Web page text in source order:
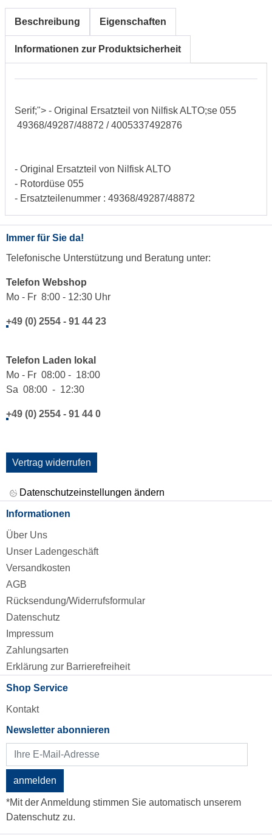
Beschreibung Eigenschaften
Informationen zur Produktsicherheit
Serif;"> - Original Ersatzteil von Nilfisk ALTO;se 055
49368/49287/48872 / 4005337492876
- Original Ersatzteil von Nilfisk ALTO
- Rotordüse 055
- Ersatzteilenummer : 49368/49287/48872
Immer für Sie da!
Telefonische Unterstützung und Beratung unter:
Telefon Webshop
Mo - Fr 8:00 - 12:30 Uhr
+49 (0) 2554 - 91 44 23
Telefon Laden lokal
Mo - Fr 08:00 - 18:00
Sa 08:00 - 12:30
+49 (0) 2554 - 91 44 0
Vertrag widerrufen
Datenschutzeinstellungen ändern
Informationen
Über Uns
Unser Ladengeschäft
Versandkosten
AGB
Rücksendung/Widerrufsformular
Datenschutz
Impressum
Zahlungsarten
Erklärung zur Barrierefreiheit
Shop Service
Kontakt
Newsletter abonnieren
anmelden
*Mit der Anmeldung stimmen Sie automatisch unserem
Datenschutz zu.